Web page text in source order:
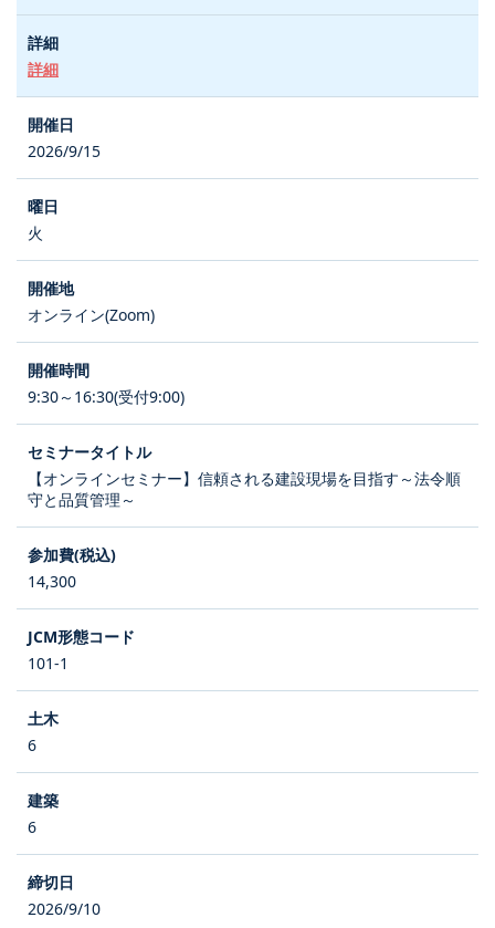
詳細
2026/9/15
火
オンライン(Zoom)
9:30～16:30(受付9:00)
【オンラインセミナー】信頼される建設現場を目指す～法令順
守と品質管理～
14,300
101-1
6
6
2026/9/10